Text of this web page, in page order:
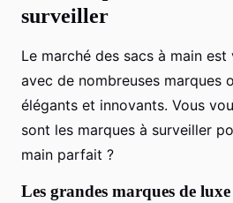
surveiller
Le marché des sacs à main
avec de nombreuses marques
élégants et innovants. Vous
sont les marques à surveiller
main parfait ?
Les grandes marques de luxe